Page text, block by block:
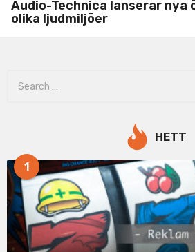
Audio-Technica lanserar nya
olika ljudmiljöer
o
HETT
1